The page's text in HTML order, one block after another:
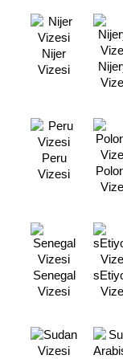
Nijer
Vizesi
Peru
Vizesi
Senegal
Vizesi